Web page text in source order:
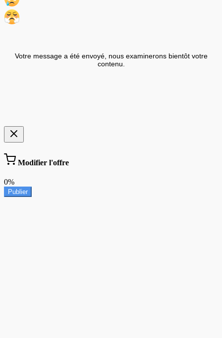
Votre message a été envoyé, nous examinerons bientôt votre
contenu.
Modifier l'offre
0%
Publier